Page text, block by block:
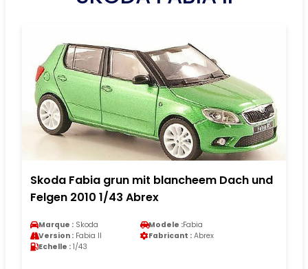
Skoda Fabia grun mit blancheem Dach und
Felgen 2010 1/43 Abrex
Marque : Skoda Modele :Fabia
Version : Fabia II Fabricant : Abrex
Echelle : 1/43